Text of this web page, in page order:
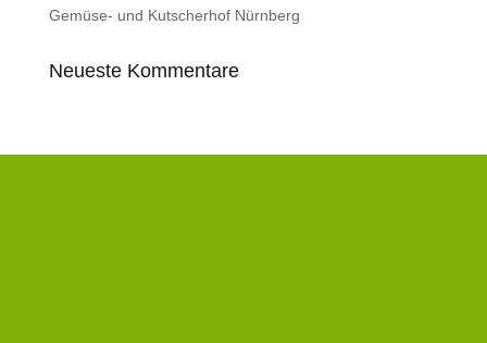
Gemüse- und Kutscherhof Nürnberg
Neueste Kommentare